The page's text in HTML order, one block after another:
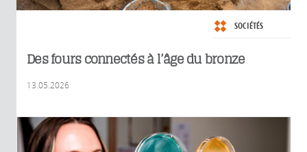
SOCIÉTÉS
Des fours connectés à l’âge du bronze
13.05.2026